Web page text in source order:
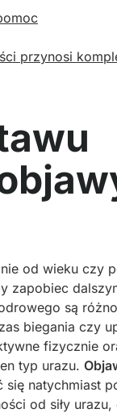
przynosi
od wieku czy
zapobiec
są
biegania czy
fizycznie
typ urazu.
natychmiast
od siły urazu,